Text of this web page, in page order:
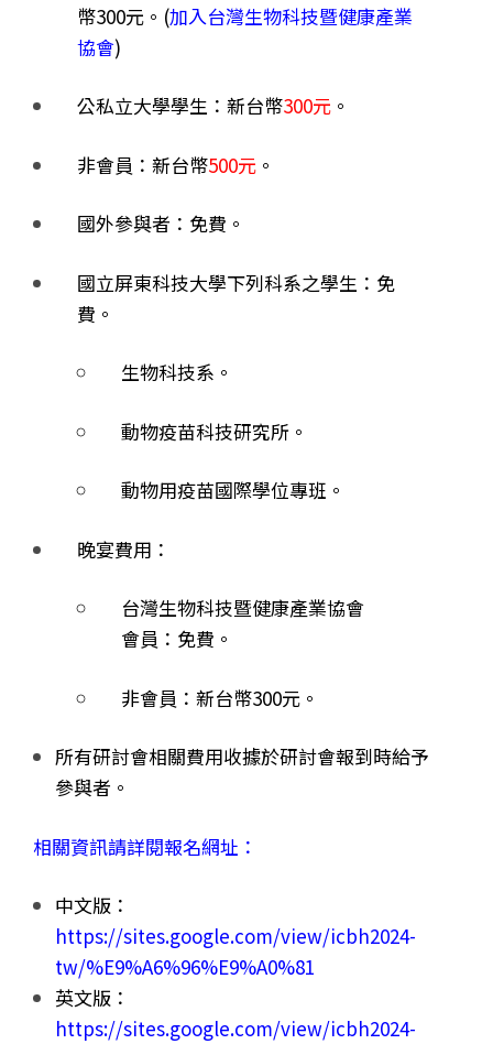
幣300元 。(加入台灣生物科技暨健康產業
協會)
公私立大學學生： 新台幣300元 。
非會員： 新台幣500元 。
國外參與者： 免費 。
國立屏東科技大學下列科系之學生 ： 免
費 。
生物科技系。
動物疫苗科技研究所。
動物用疫苗國際學位專班。
晚宴費用：
台灣生物科技暨健康產業協會
會員 ：免費。
非會員： 新台幣300元 。
所有研討會相關費用收據於研討會報到時給予
參與者。
相關資訊請詳閱報名網址：
中文版：
https://sites.google.com/view/icbh2024-
tw/%E9%A6%96%E9%A0%81
英文版：
https://sites.google.com/view/icbh2024-